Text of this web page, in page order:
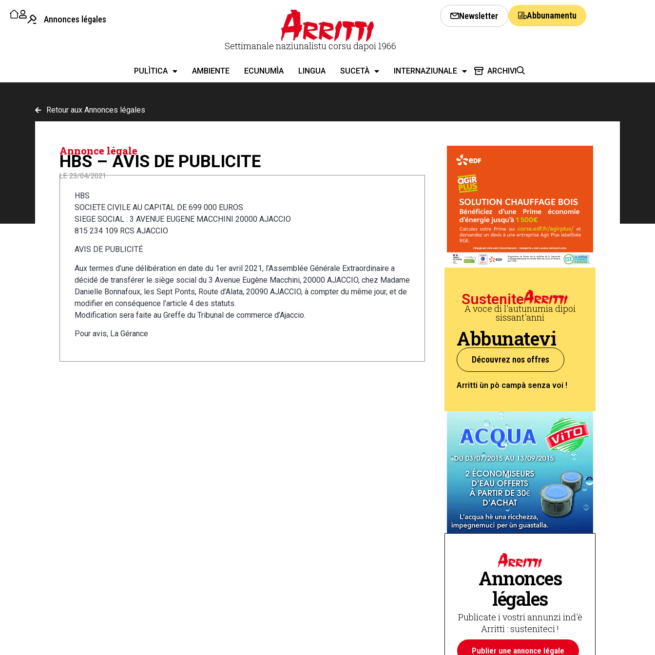
Annonces légales
Settimanale naziunalistu corsu dapoi 1966
Newsletter Abbunamentu
PULÌTICA AMBIENTE ECUNUMÌA LINGUA SUCETÀ INTERNAZIUNALE ARCHIVI
Retour aux Annonces légales
Annonce légale
HBS – AVIS DE PUBLICITE
LE 23/04/2021
HBS
SOCIETE CIVILE AU CAPITAL DE 699 000 EUROS
SIEGE SOCIAL : 3 AVENUE EUGENE MACCHINI 20000 AJACCIO
815 234 109 RCS AJACCIO
AVIS DE PUBLICITÉ
Aux termes d’une délibération en date du 1er avril 2021, l’Assemblée Générale Extraordinaire a
décidé de transférer le siège social du 3 Avenue Eugène Macchini, 20000 AJACCIO, chez Madame
Danielle Bonnafoux, les Sept Ponts, Route d’Alata, 20090 AJACCIO, à compter du même jour, et de
modifier en conséquence l’article 4 des statuts.
Modification sera faite au Greffe du Tribunal de commerce d’Ajaccio.
Pour avis, La Gérance
Sustenite
A voce di l'autunumia dipoi
sissant'anni
Abbunatevi
Découvrez nos offres
Arritti ùn pò campà senza voi !
Annonces
légales
Publicate i vostri annunzi ind'è
Arritti : susteniteci !
Publier une annonce légale